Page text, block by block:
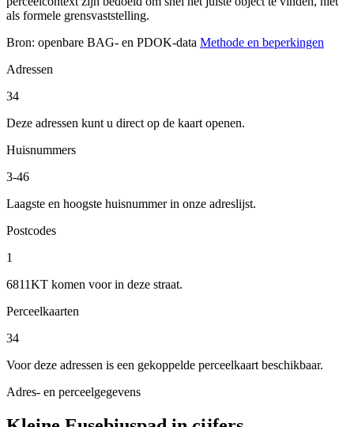
als formele grensvaststelling.
Bron: openbare BAG- en PDOK-data Methode en beperkingen
Adressen
34
Deze adressen kunt u direct op de kaart openen.
Huisnummers
3-46
Laagste en hoogste huisnummer in onze adreslijst.
Postcodes
1
6811KT komen voor in deze straat.
Perceelkaarten
34
Voor deze adressen is een gekoppelde perceelkaart beschikbaar.
Adres- en perceelgegevens